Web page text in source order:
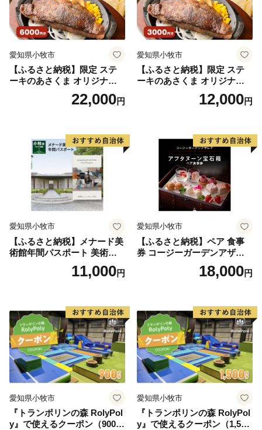
愛知県小牧市
【ふるさと納税】限定 ステ
ーキのあさくま オリジナル
お食事券 6000円 お好きなメ
ニュー 好きなだけ コーンス
県 小牧店 小牧市 チケット 送
料無料
22,000円
愛知県小牧市
【ふるさと納税】限定 ステ
ーキのあさくま オリジナル
お食事券 3000円 お好きなメ
ニュー 好きなだけ コーンス
県 小牧店 小牧市 チケット 送
12,000円
愛知県小牧市
【ふるさと納税】メナード美
術館年間パスポート 美術館
11,000円
愛知県小牧市
【ふるさと納税】ペア 食事
券 コージーガーデンアザレ
ア アフタヌーン宝石箱 ホテ
ル特製 デザート 6種類 サン
ティー チケット 券 2名様分
お祝 誕生日 記念日 名鉄小牧
ホテル 愛知県 小牧市 送料無
料
18,000円
愛知県小牧市
『トランポリンの森 RolyPol
y』で使えるクーポン（900
愛知県小牧市
『トランポリンの森 RolyPol
y』で使えるクーポン（1,500